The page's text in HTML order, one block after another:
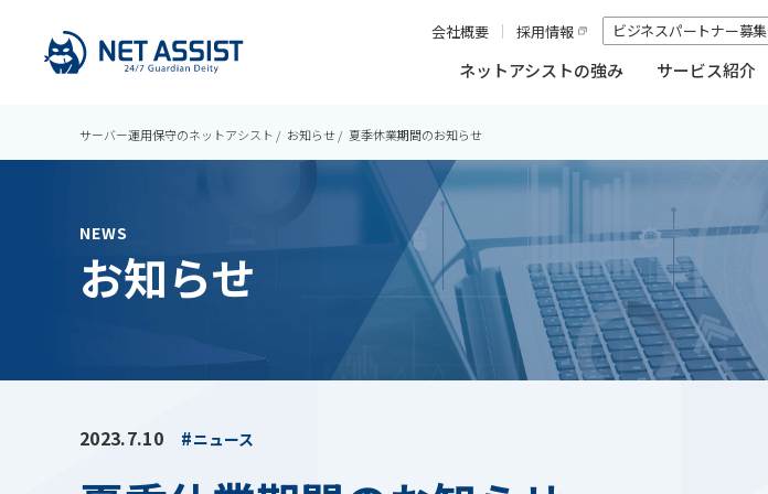
ネットアシストの強み サービス紹介
会社概要 採用情報 ビジネスパートナー募集
サーバー運用保守のネットアシスト お知らせ 夏季休業期間のお知らせ
NEWS
お知らせ
2023.7.10 ニュース